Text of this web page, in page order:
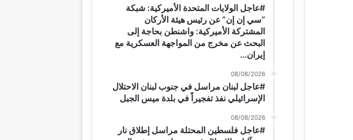
#عاجل الولايات المتحدة الأميركية: شبكة
“سي إن إن” عن رئيس هيئة الأركان
المشتركة الأميركية: واشنطن بحاجة إلى
البحث عن مخرج من المواجهة العسكرية مع
إيران…
08/08/2026
#عاجل لبنان مراسل في جنوب لبنان الاحتلال
الإسرائيلي نفذ تفجيراً في بلدة ميس الجبل
08/08/2026
#عاجل فلسطين المحتلة مراسل إطلاق نار